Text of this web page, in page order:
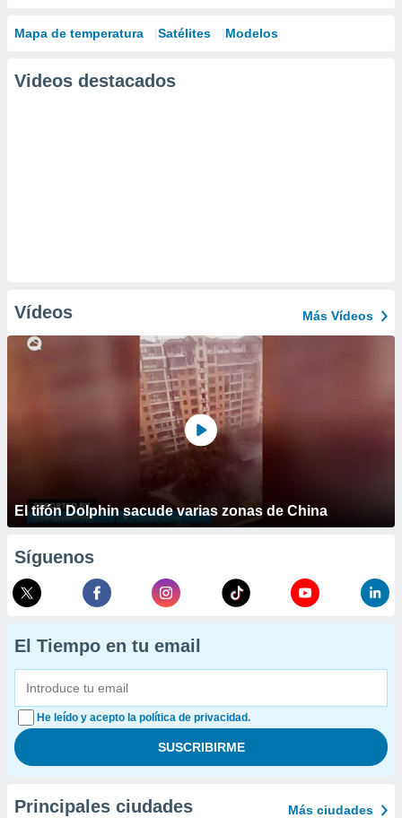
Mapa de temperatura Satélites Modelos
Videos destacados
Vídeos Más Vídeos
El tifón Dolphin sacude varias zonas de China
Síguenos
El Tiempo en tu email
He leído y acepto la política de privacidad.
Principales ciudades Más ciudades